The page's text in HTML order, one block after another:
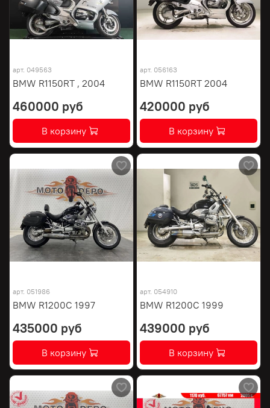
арт. 049563
BMW R1150RT , 2004
460000 руб
В корзину
арт. 056163
BMW R1150RT 2004
420000 руб
В корзину
арт. 051986
BMW R1200C 1997
435000 руб
В корзину
арт. 054910
BMW R1200C 1999
439000 руб
В корзину